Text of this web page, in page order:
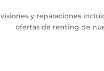
y reparaciones
ofertas de renting de